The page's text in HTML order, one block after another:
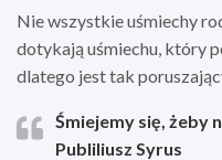
Nie wszystkie uśmiechy
dotykają uśmiechu, który
dlatego jest tak
Śmiejemy się, żeby
Publiliusz Syrus